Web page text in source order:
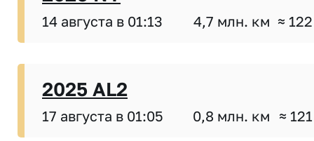
14 августа в 01:13 4,7 млн. км ≈
2025 AL2
17 августа в 01:05 0,8 млн. км ≈